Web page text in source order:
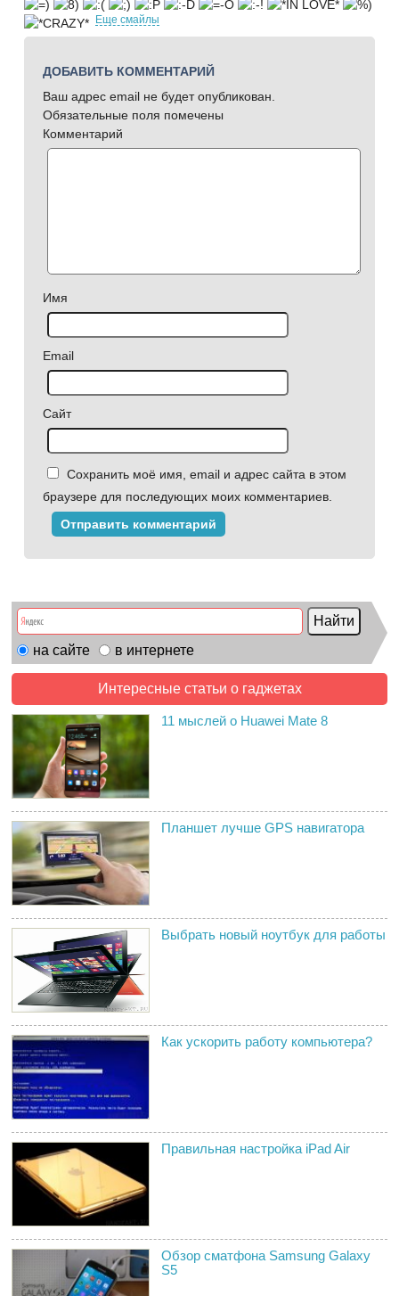
Еще смайлы
ДОБАВИТЬ КОММЕНТАРИЙ
Ваш адрес email не будет опубликован.
Обязательные поля помечены
Комментарий
Имя
Email
Сайт
Сохранить моё имя, email и адрес сайта в этом
браузере для последующих моих комментариев.
на сайте в интернете
Интересные статьи о гаджетах
11 мыслей о Huawei Mate 8
Планшет лучше GPS навигатора
Выбрать новый ноутбук для работы
Как ускорить работу компьютера?
Правильная настройка iPad Air
Обзор сматфона Samsung Galaxy
S5